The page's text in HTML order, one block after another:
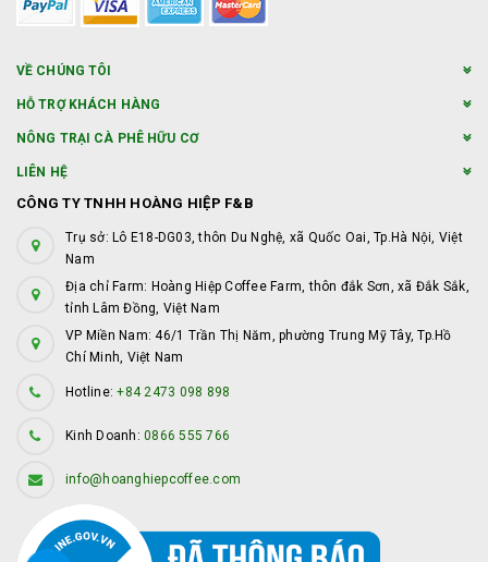
VỀ CHÚNG TÔI
HỖ TRỢ KHÁCH HÀNG
NÔNG TRẠI CÀ PHÊ HỮU CƠ
LIÊN HỆ
CÔNG TY TNHH HOÀNG HIỆP F&B
Trụ sở: Lô E18-DG03, thôn Du Nghệ, xã Quốc Oai, Tp.Hà Nội, Việt
Nam
Địa chỉ Farm: Hoàng Hiệp Coffee Farm, thôn đắk Sơn, xã Đắk Sắk,
tỉnh Lâm Đồng, Việt Nam
VP Miền Nam: 46/1 Trần Thị Năm, phường Trung Mỹ Tây, Tp.Hồ
Chí Minh, Việt Nam
Hotline:+84 2473 098 898
Kinh Doanh: 0866 555 766
info@hoanghiepcoffee.com